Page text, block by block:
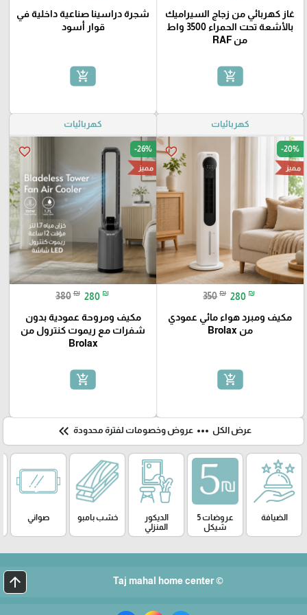
غاز كهربائي من زجاج السيراميك
بالأشعة تحت الحمراء 3500 واط
من RAF
add_shopping_cart
شجرة دراسينا صناعية داخلية في
قوار أسود
add_shopping_cart
كهربائيات
favorite_border -20%
مميز
350 ₪ 280 ₪
مكيف ومبرد هواء مائي عمودي
من Brolax
add_shopping_cart
كهربائيات
favorite_border -26%
مميز
380 ₪ 280 ₪
مكيف ومروحة عمودية بدون
شفرات مع ريموت كنترول من
Brolax
add_shopping_cart
عرض الكل more_horiz عروض وخصومات لفترة محدودة keyboard_double_arrow_left
الضيافة
عروضات 5
شيكل
الديكور
المنزلي
خشب بامبو صواني
© Taj mahal home center
arrow_upward